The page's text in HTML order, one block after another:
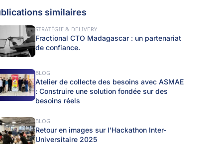
similaires
STRATÉGIE & DELIVERY
Fractional CTO Madagascar : un partenariat
de confiance.
BLOG
Atelier de collecte des besoins avec ASMAE
: Construire une solution fondée sur des
besoins réels
BLOG
Retour en images sur l’Hackathon Inter-
Universitaire 2025